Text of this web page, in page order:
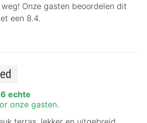
Onze gasten beoordelen dit
een 8.4.
echte
onze gasten.